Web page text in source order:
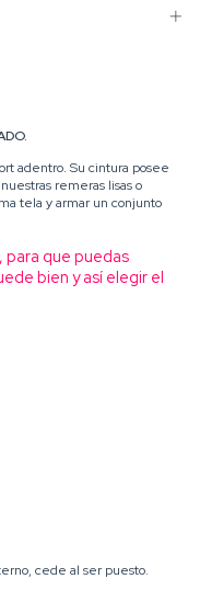
adentro. Su cintura posee
remeras lisas o
tela yarmar un conjunto
para que puedas
bien y así elegir el
cede al ser puesto.